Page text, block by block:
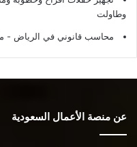
وطاولت
محاسب قانوني في الرياض -
عن منصة الأعمال السعودية